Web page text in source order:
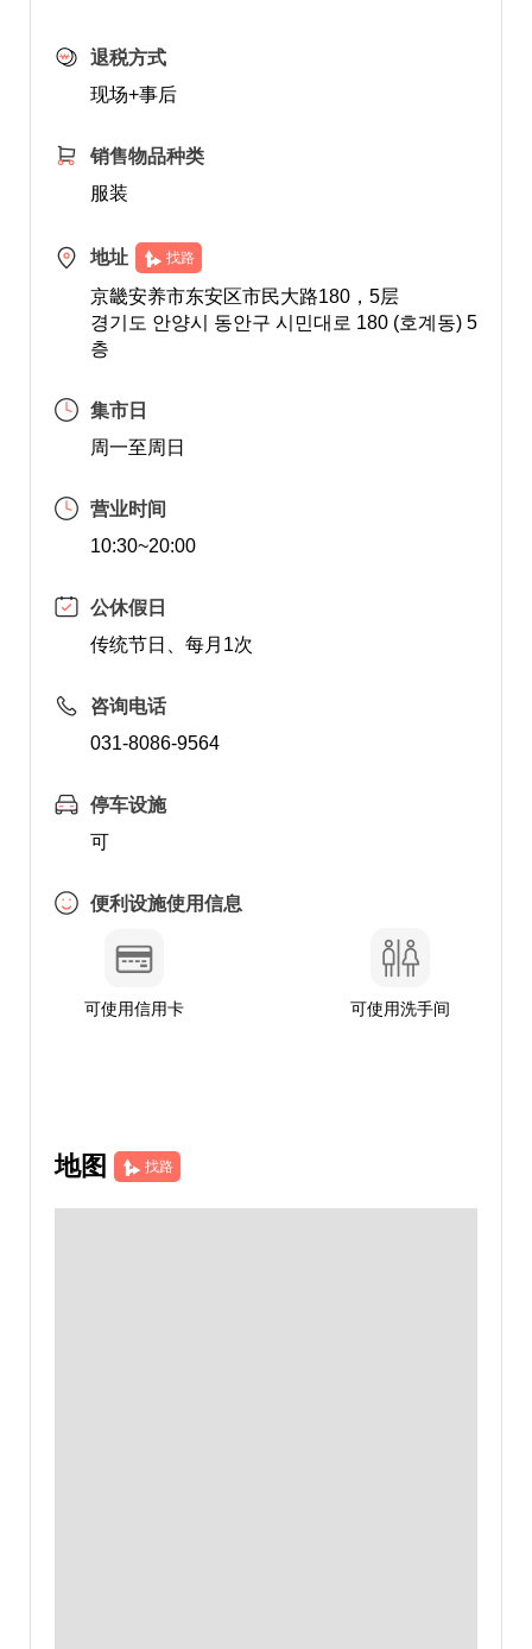
退税方式
现场+事后
销售物品种类
服装
地址 找路
京畿安养市东安区市民大路180，5层
경기도 안양시 동안구 시민대로 180 (호계동) 5
층
集市日
周一至周日
营业时间
10:30~20:00
公休假日
传统节日、每月1次
咨询电话
031-8086-9564
停车设施
可
便利设施使用信息
可使用信用卡 可使用洗手间
地图 找路